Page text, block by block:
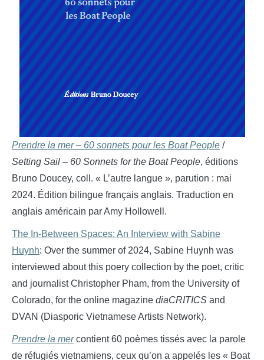
Prendre la mer – 60 sonnets pour les Boat People /
Setting Sail – 60 Sonnets for the Boat People, éditions
Bruno Doucey, coll. « L’autre langue », parution : mai
2024. Édition bilingue français anglais. Traduction en
anglais américain par Amy Hollowell.
The In-Between Spaces: An Interview with Sabine
Huynh: Over the summer of 2024, Sabine Huynh was
interviewed about this poery collection by the poet, critic
and journalist Christopher Pham, from the University of
Colorado, for the online magazine diaCRITICS and
DVAN (Diasporic Vietnamese Artists Network).
Prendre la mercontient 60 poèmes tissés avec la parole
de réfugiés vietnamiens, ceux qu’on a appelés les « Boat